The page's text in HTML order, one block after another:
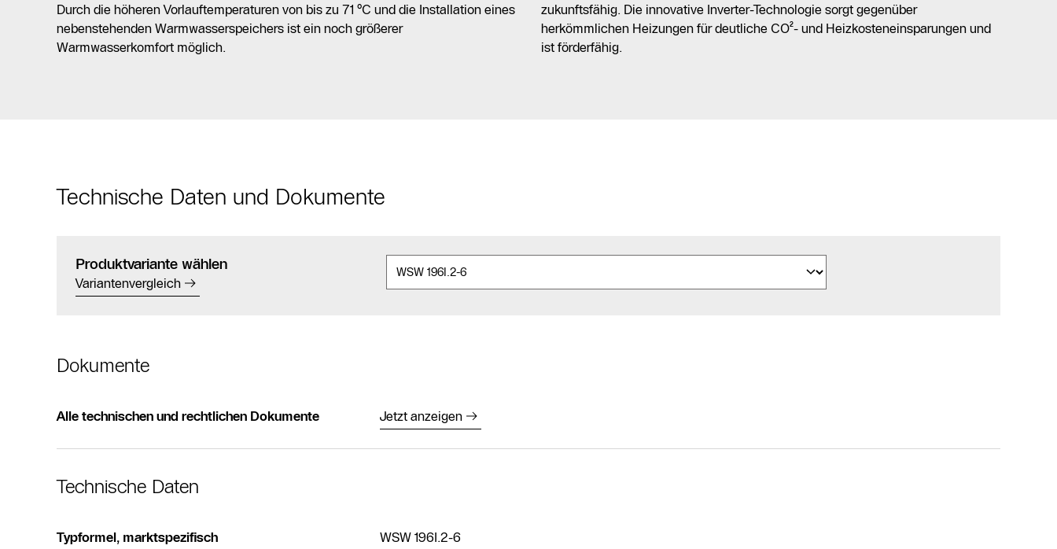
Durch die höheren Vorlauftemperaturen von bis zu 71 °C und die Installation eines
nebenstehenden Warmwasserspeichers ist ein noch größerer
Warmwasserkomfort möglich.
zukunftsfähig. Die innovative Inverter-Technologie sorgt gegenüber
herkömmlichen Heizungen für deutliche CO²- und Heizkosteneinsparungen und
ist förderfähig.
Technische Daten und Dokumente
Produktvariante wählen
Variantenvergleich
Dokumente
Alle technischen und rechtlichen Dokumente Jetzt anzeigen
Technische Daten
Typformel, marktspezifisch WSW 196I.2-6